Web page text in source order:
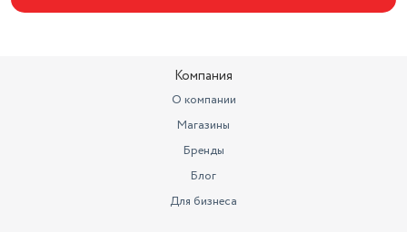
Компания
О компании
Магазины
Бренды
Блог
Для бизнеса